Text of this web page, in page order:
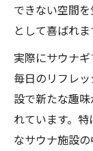
できない空間
として喜ばれま
実際にサウナ
毎日のリフレ
設で新たな趣
れています。
なサウナ施設